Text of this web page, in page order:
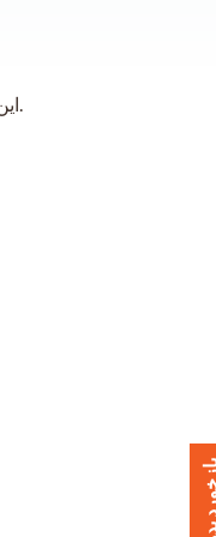
این دریاچه آرام دارای سواحل جنگلی و صخره ای است. فقط شناورهای غیر موتوری در این دریاچه مجاز هستند.